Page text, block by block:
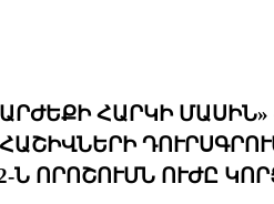
ՀԱՐԿԻ
Ն ՈՐՈՇՈՒՄՆ ՈՒԺԸ